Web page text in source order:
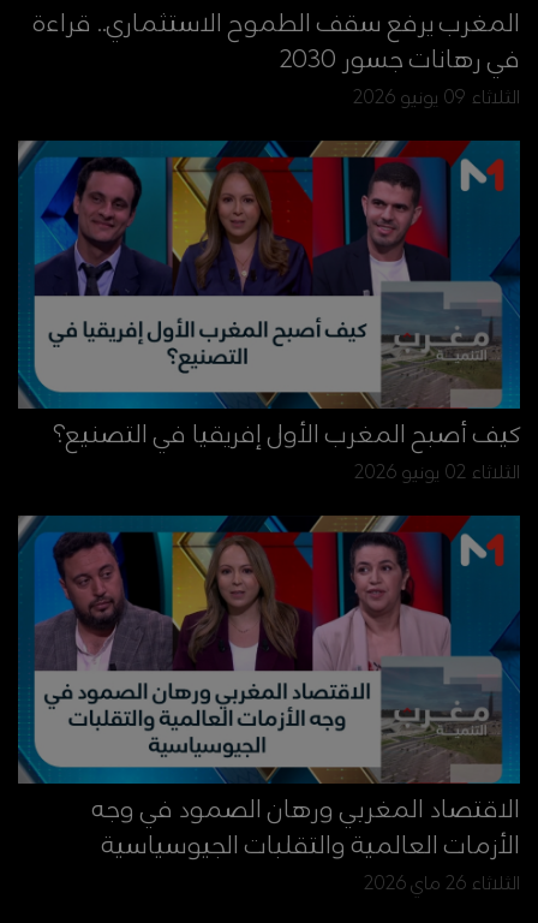
المغرب يرفع سقف الطموح الاستثماري.. قراءة
في رهانات جسور 2030
الثلاثاء 09 يونيو 2026
كيف أصبح المغرب الأول إفريقيا في التصنيع؟
الثلاثاء 02 يونيو 2026
الاقتصاد المغربي ورهان الصمود في وجه
الأزمات العالمية والتقلبات الجيوسياسية
الثلاثاء 26 ماي 2026